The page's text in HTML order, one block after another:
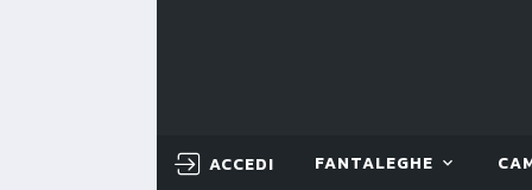
ACCEDI FANTALEGHE